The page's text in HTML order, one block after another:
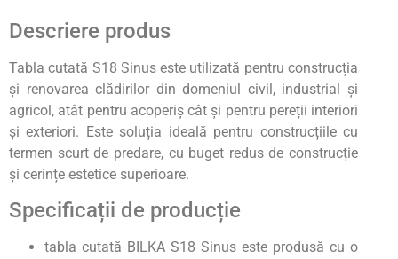
Descriere produs
Tabla cutată S18 Sinus este utilizată pentru construcția
și renovarea clădirilor din domeniul civil, industrial și
agricol, atât pentru acoperiș cât și pentru pereții interiori
și exteriori. Este soluția ideală pentru construcțiile cu
termen scurt de predare, cu buget redus de construcție
și cerințe estetice superioare.
Specificații de producție
tabla cutată BILKA S18 Sinus este produsă cu o